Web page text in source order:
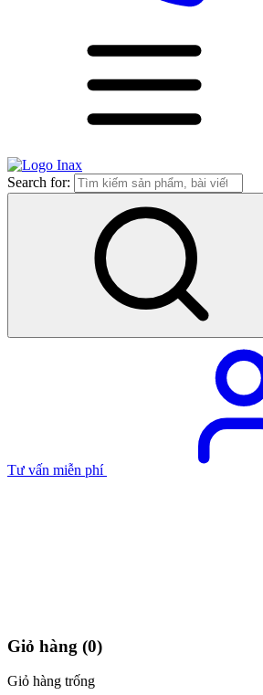
Search for:
Tư vấn miễn phí
Giỏ hàng (0)
Giỏ hàng trống